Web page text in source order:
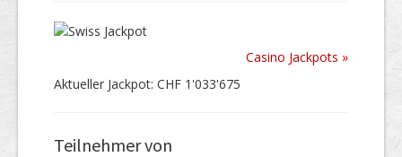
Casino Jackpots »
Aktueller Jackpot: CHF 1'033'675
Teilnehmer von